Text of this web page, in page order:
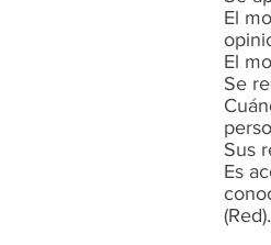
El
El
Se
Sus
Es
(Red).